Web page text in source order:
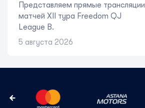
Представляем прямые трансляции
матчей XII тура Freedom QJ
League B.
5 августа 2026